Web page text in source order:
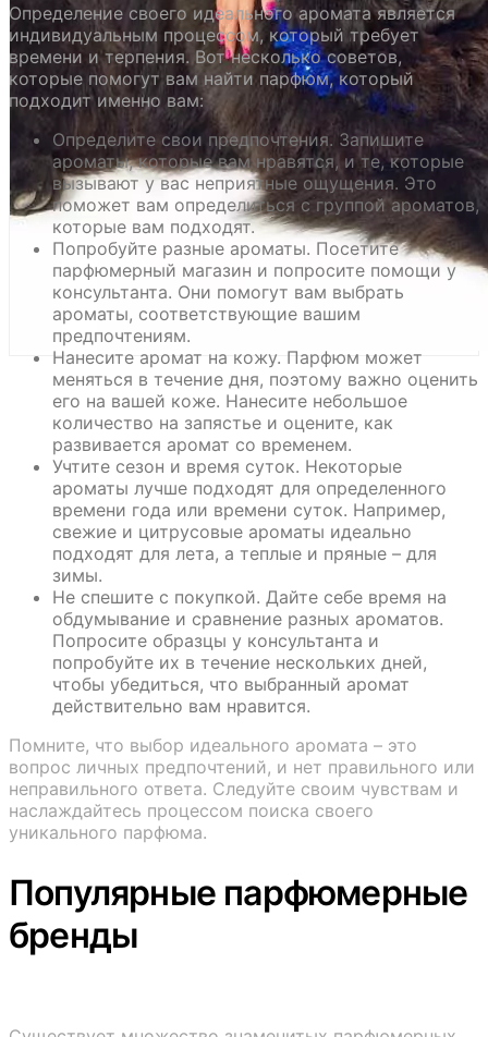
Определение своего идеального аромата является
индивидуальным процессом, который требует
времени и терпения. Вот несколько советов,
которые помогут вам найти парфюм, который
подходит именно вам:
Определите свои предпочтения. Запишите
ароматы, которые вам нравятся, и те, которые
вызывают у вас неприятные ощущения. Это
поможет вам определиться с группой ароматов,
которые вам подходят.
Попробуйте разные ароматы. Посетите
парфюмерный магазин и попросите помощи у
консультанта. Они помогут вам выбрать
ароматы, соответствующие вашим
предпочтениям.
Нанесите аромат на кожу. Парфюм может
меняться в течение дня, поэтому важно оценить
его на вашей коже. Нанесите небольшое
количество на запястье и оцените, как
развивается аромат со временем.
Учтите сезон и время суток. Некоторые
ароматы лучше подходят для определенного
времени года или времени суток. Например,
свежие и цитрусовые ароматы идеально
подходят для лета, а теплые и пряные – для
зимы.
Не спешите с покупкой. Дайте себе время на
обдумывание и сравнение разных ароматов.
Попросите образцы у консультанта и
попробуйте их в течение нескольких дней,
чтобы убедиться, что выбранный аромат
действительно вам нравится.
Помните, что выбор идеального аромата – это
вопрос личных предпочтений, и нет правильного или
неправильного ответа. Следуйте своим чувствам и
наслаждайтесь процессом поиска своего
уникального парфюма.
Популярные парфюмерные
бренды